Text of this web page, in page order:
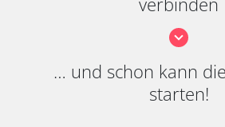
… und schon kann
starten!